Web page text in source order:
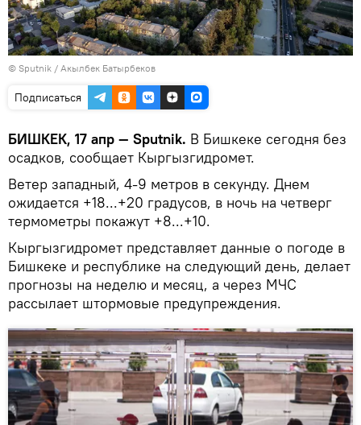
© Sputnik / Акылбек Батырбеков
Подписаться
БИШКЕК, 17 апр — Sputnik. В Бишкеке сегодня без
осадков, сообщает Кыргызгидромет.
Ветер западный, 4-9 метров в секунду. Днем
ожидается +18...+20 градусов, в ночь на четверг
термометры покажут +8...+10.
Кыргызгидромет представляет данные о погоде в
Бишкеке и республике на следующий день, делает
прогнозы на неделю и месяц, а через МЧС
рассылает штормовые предупреждения.